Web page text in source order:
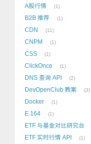
A股行情 1
B2B 推荐 1
CDN 11
CNPM 1
CSS 1
ClickOnce 1
DNS 查询 API 2
DevOpenClub 教案 3
Docker 1
E.164 1
ETF 与基金对比研究台
ETF 实时行情 API 1